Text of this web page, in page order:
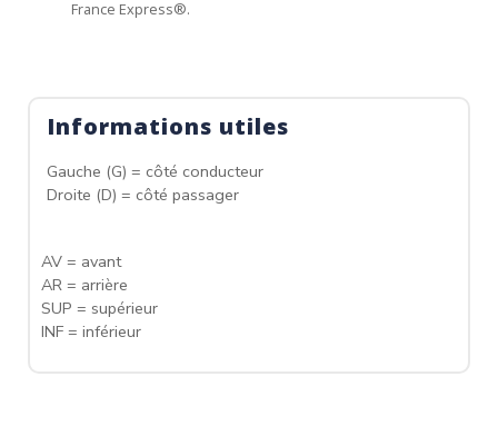
France Express®.
Informations utiles
Gauche (G) = côté conducteur
Droite (D) = côté passager
AV = avant
AR = arrière
SUP = supérieur
INF = inférieur